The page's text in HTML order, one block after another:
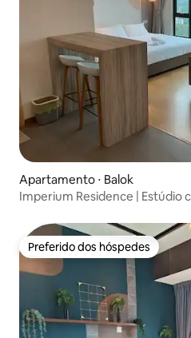
Apartamento ⋅ Balok
Imperium Residence | Estúdio
Preferido dos hóspedes
Preferido dos hóspedes